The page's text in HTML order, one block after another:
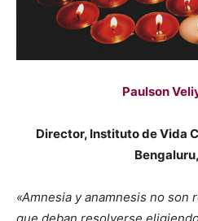
Paulson
Director, Instituto de Vida
«Amnesia y anamnesis no son
que deban resolverse